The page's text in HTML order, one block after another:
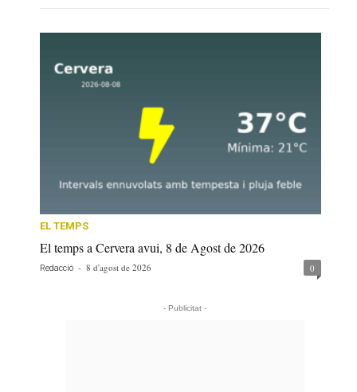
EL TEMPS
El temps a Cervera avui, 8 de Agost de 2026
Redacció - 8 d'agost de 2026 0
- Publicitat -